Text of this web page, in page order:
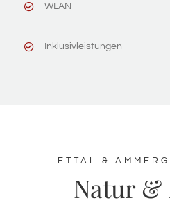
WLAN
Inklusivleistungen
ETTAL &
Natur &